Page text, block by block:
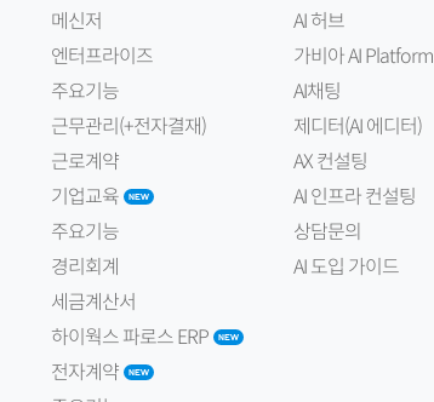
메신저
엔터프라이즈
주요기능
근무관리(+전자결재)
근로계약
기업교육
주요기능
경리회계
세금계산서
하이웍스 파로스 ERP
전자계약
AI 허브
가비아 AI Platform
AI채팅
제디터(AI 에디터)
AX 컨설팅
AI 인프라 컨설팅
상담문의
AI 도입 가이드